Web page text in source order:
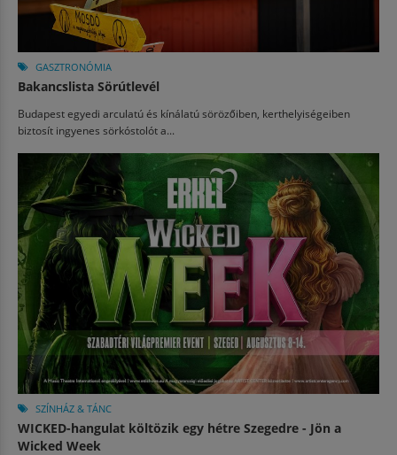
GASZTRONÓMIA
Bakancslista Sörútlevél
Budapest egyedi arculatú és kínálatú sörözőiben, kerthelyiségeiben
biztosít ingyenes sörkóstolót a...
SZÍNHÁZ & TÁNC
WICKED-hangulat költözik egy hétre Szegedre - Jön a
Wicked Week